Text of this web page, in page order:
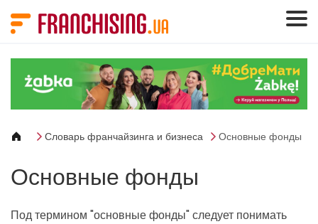
Словарь франчайзинга и бизнеса Основные фонды
Основные фонды
Под термином "основные фонды" следует понимать